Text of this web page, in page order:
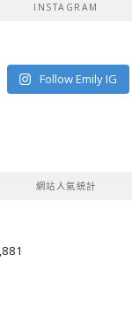
INSTAGRAM
Follow Emily IG
網站人氣統計